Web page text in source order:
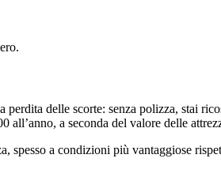
delle scorte: senza polizza, stai
a seconda del valore delle
a condizioni più vantaggiose